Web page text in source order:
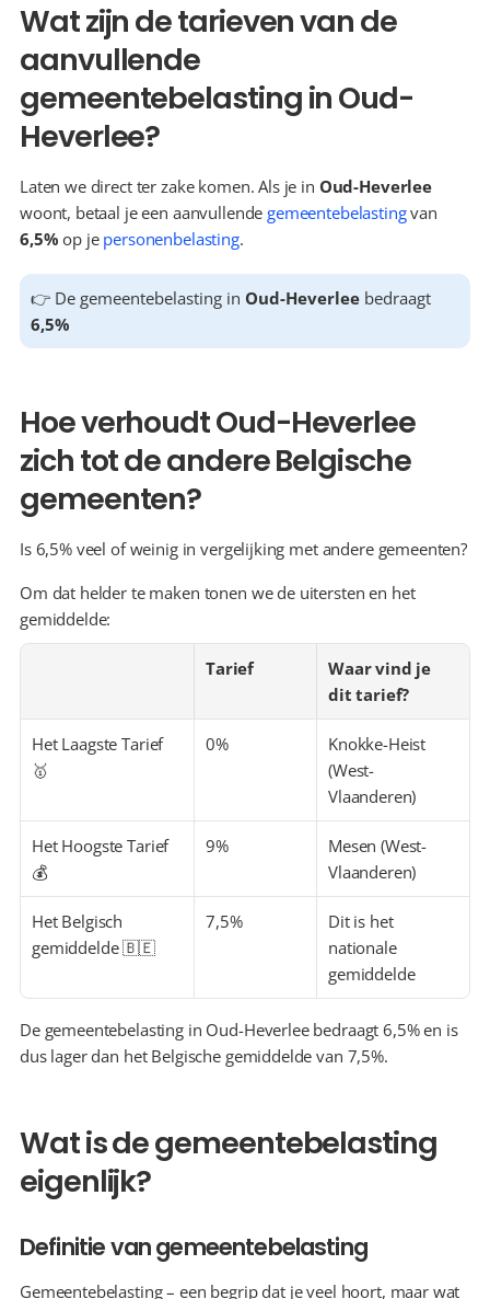
Wat zijn de tarieven van de
aanvullende
gemeentebelasting in Oud-
Heverlee?
Laten we direct ter zake komen. Als je in Oud-Heverlee
woont, betaal je een aanvullende gemeentebelasting
6,5% op je personenbelasting.
👉 De gemeentebelasting in Oud-Heverlee
6,5%
Hoe verhoudt Oud-Heverlee
zich tot de andere Belgische
gemeenten?
Is 6,5% veel of weinig in vergelijking met andere gemeenten?
Om dat helder te maken tonen we de uitersten en het
gemiddelde:
Tarief
Waar vind je
dit tarief?
Het Laagste Tarief
🥇
0%
Knokke-Heist
(West-
Vlaanderen)
Het Hoogste Tarief
💰
9%
Mesen (West-
Vlaanderen)
Het Belgisch
gemiddelde 🇧🇪
7,5%
Dit is het
nationale
gemiddelde
De gemeentebelasting in Oud-Heverlee bedraagt 6,5% en is
dus lager dan het Belgische gemiddelde van 7,5%.
Wat is de gemeentebelasting
eigenlijk?
Definitie van gemeentebelasting
Gemeentebelasting – een begrip dat je veel hoort, maar wat